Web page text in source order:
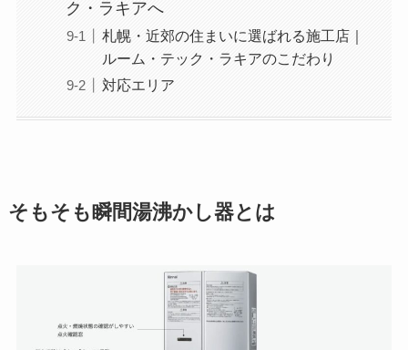
ク・ラキアへ
札幌・近郊の住まいに選ばれる施工店｜
ルーム・テック・ラキアのこだわり
対応エリア
そもそも瞬間湯沸かし器とは